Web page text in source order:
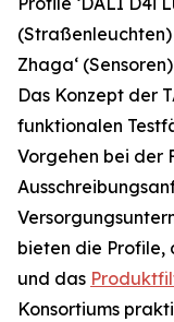
(Straßenleuchten)
Zhaga‘
Das Konzept der
funktionalen
Vorgehen bei der
bieten die Profile,
und das
Konsortiums